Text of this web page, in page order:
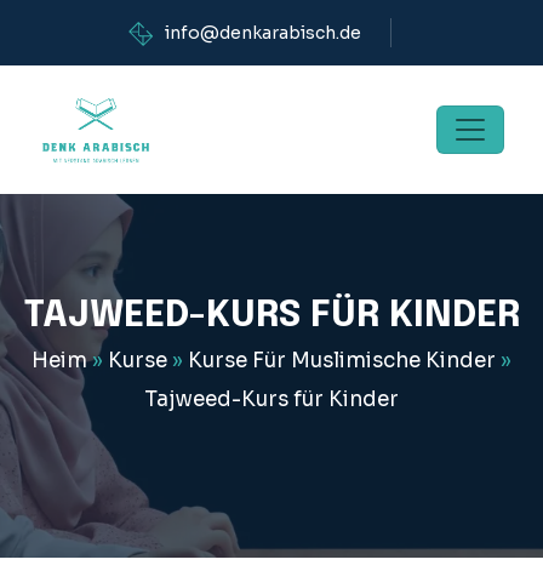
info@denkarabisch.de
TAJWEED-KURS FÜR KINDER
Heim» Kurse » Kurse Für Muslimische Kinder »
Tajweed-Kurs für Kinder